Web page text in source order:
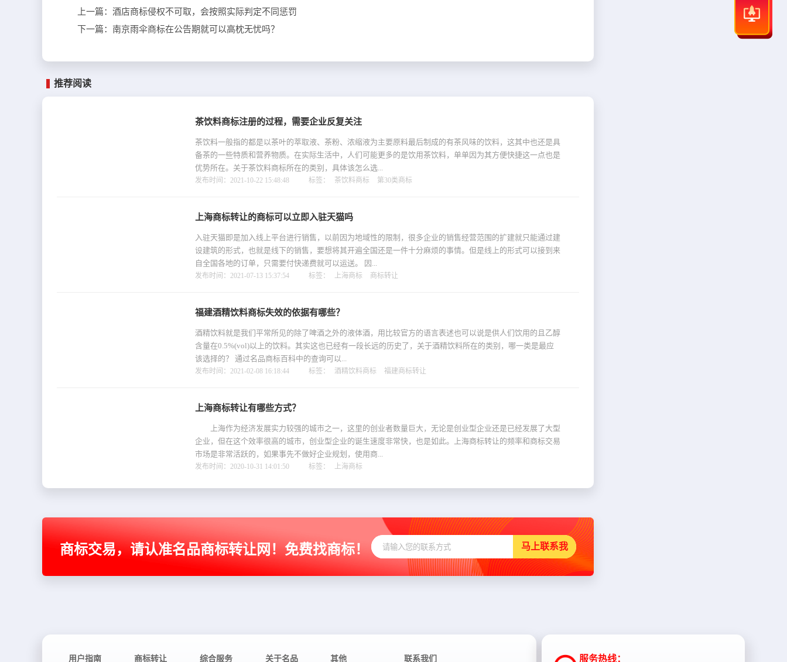
上一篇： 酒店商标侵权不可取，会按照实际判定不同惩罚
下一篇： 南京雨伞商标在公告期就可以高枕无忧吗？
茶饮料商标注册的过程，需要企业反复关注
茶饮料一般指的都是以茶叶的萃取液、茶粉、浓缩液为主要原料最后制成的有茶风味的饮料，这其中也还是具
备茶的一些特质和营养物质。在实际生活中，人们可能更多的是饮用茶饮料，单单因为其方便快捷这一点也是
优势所在。关于茶饮料商标所在的类别，具体该怎么选...
发布时间：2021-10-22 15:48:48 标签： 茶饮料商标 第30类商标
上海商标转让的商标可以立即入驻天猫吗
入驻天猫即是加入线上平台进行销售，以前因为地域性的限制，很多企业的销售经营范围的扩建就只能通过建
设建筑的形式，也就是线下的销售，要想将其开遍全国还是一件十分麻烦的事情。但是线上的形式可以接到来
自全国各地的订单，只需要付快递费就可以运送。 因...
发布时间：2021-07-13 15:37:54 标签： 上海商标 商标转让
福建酒精饮料商标失效的依据有哪些？
酒精饮料就是我们平常所见的除了啤酒之外的液体酒，用比较官方的语言表述也可以说是供人们饮用的且乙醇
含量在0.5%(vol)以上的饮料。其实这也已经有一段长远的历史了，关于酒精饮料所在的类别，哪一类是最应
该选择的？ 通过名品商标百科中的查询可以...
发布时间：2021-02-08 16:18:44 标签： 酒精饮料商标 福建商标转让
上海商标转让有哪些方式？
上海作为经济发展实力较强的城市之一，这里的创业者数量巨大，无论是创业型企业还是已经发展了大型
企业，但在这个效率很高的城市，创业型企业的诞生速度非常快，也是如此。上海商标转让的频率和商标交易
市场是非常活跃的，如果事先不做好企业规划，使用商...
发布时间：2020-10-31 14:01:50 标签： 上海商标
推荐阅读
商标交易，请认准名品商标转让网！免费找商标！ 马上联系我
用户指南 商标转让 综合服务 关于名品 其他 联系我们 服务热线：